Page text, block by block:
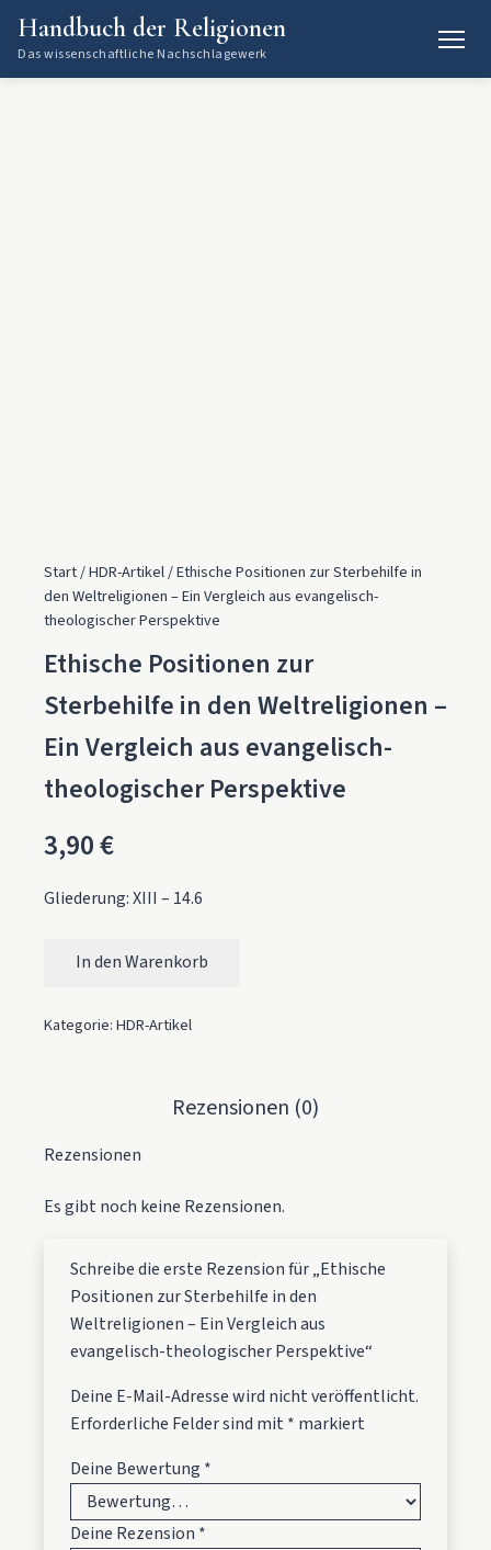
Handbuch der Religionen
Das wissenschaftliche Nachschlagewerk
Start/HDR-Artikel/ Ethische Positionen zur Sterbehilfe in
den Weltreligionen – Ein Vergleich aus evangelisch-
theologischer Perspektive
Ethische Positionen zur
Sterbehilfe in den Weltreligionen –
Ein Vergleich aus evangelisch-
theologischer Perspektive
3,90€
Gliederung: XIII – 14.6
Ethische Positionen zur Sterbehilfe in den Weltreligionen
In den Warenkorb
Kategorie:HDR-Artikel
Rezensionen (0)
Rezensionen
Es gibt noch keine Rezensionen.
Schreibe die erste Rezension für „Ethische
Positionen zur Sterbehilfe in den
Weltreligionen – Ein Vergleich aus
evangelisch-theologischer Perspektive“
Deine E-Mail-Adresse wird nicht veröffentlicht.
Erforderliche Felder sind mit * markiert
Deine Bewertung *
Deine Rezension *